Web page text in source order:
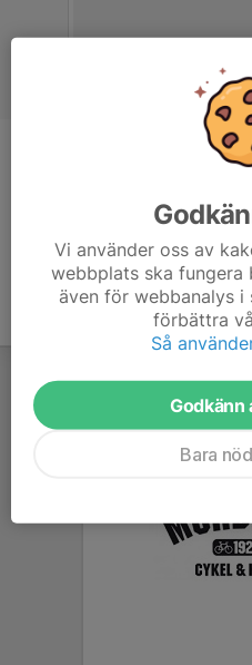
Forward
Vi använder oss av
webbplats ska fungera
även för webbanalys
förbättra
Så
Godkänn
Bara